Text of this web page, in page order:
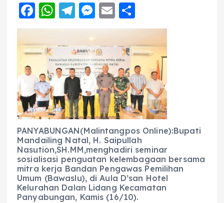
F
a
c
e
b
o
o
k
W
h
a
ts
A
p
p
T
el
e
g
r
a
m
M
e
ss
e
n
g
er
E
m
ai
l
h
a
re
PANYABUNGAN(Malintangpos Online):Bupati
Mandailing Natal, H. Saipullah
Nasution,SH.MM,menghadiri seminar
sosialisasi penguatan kelembagaan bersama
mitra kerja Bandan Pengawas Pemilihan
Umum (Bawaslu), di Aula D’san Hotel
Kelurahan Dalan Lidang Kecamatan
Panyabungan, Kamis (16/10).